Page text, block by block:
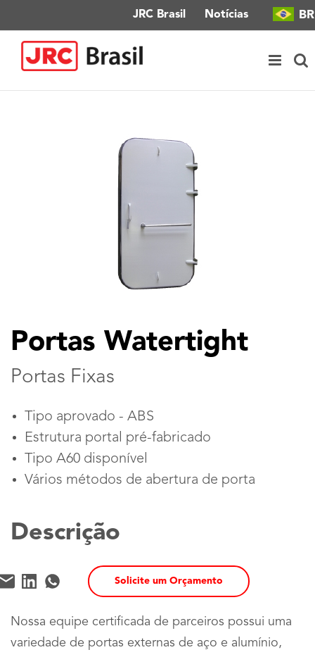
conteúdo
JRC Brasil Notícias BR
Portas Watertight
Portas Fixas
Tipo aprovado - ABS
Estrutura portal pré-fabricado
Tipo A60 disponível
Vários métodos de abertura de porta
Descrição
Solicite um Orçamento
Nossa equipe certificada de parceiros possui uma
variedade de portas externas de aço e alumínio,